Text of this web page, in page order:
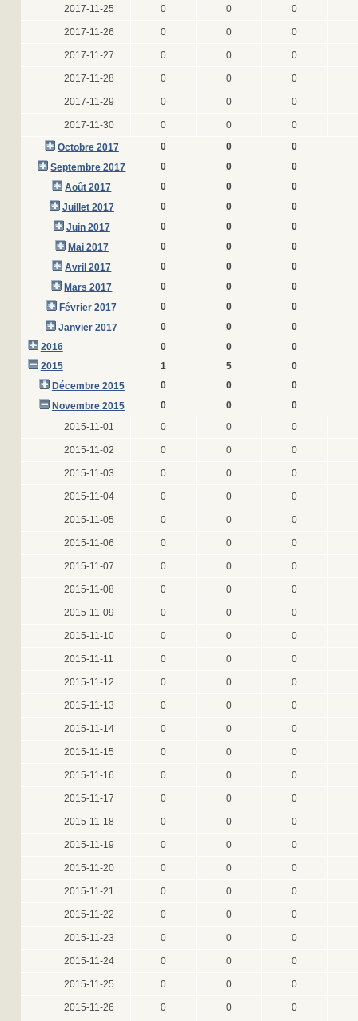
2017-11-25 0 0 0
2017-11-26 0 0 0
2017-11-27 0 0 0
2017-11-28 0 0 0
2017-11-29 0 0 0
2017-11-30 0 0
0
Octobre 2017
0 0
0
Septembre 2017
0 0
0
Août 2017
0 0
0
Juillet 2017
0 0
0
Juin 2017
0 0
0
Mai 2017
0 0
0
Avril 2017
0 0
0
Mars 2017
0 0
0
Février 2017
0 0
0
Janvier 2017
0 0
0
2016
0 0
0
2015
1 5
0
Décembre 2015
0 0
0
Novembre 2015
0 0
0
2015-11-01
0 0 0
2015-11-02 0 0 0
2015-11-03 0 0 0
2015-11-04 0 0 0
2015-11-05 0 0 0
2015-11-06 0 0 0
2015-11-07 0 0 0
2015-11-08 0 0 0
2015-11-09 0 0 0
2015-11-10 0 0 0
2015-11-11 0 0 0
2015-11-12 0 0 0
2015-11-13 0 0 0
2015-11-14 0 0 0
2015-11-15 0 0 0
2015-11-16 0 0 0
2015-11-17 0 0 0
2015-11-18 0 0 0
2015-11-19 0 0 0
2015-11-20 0 0 0
2015-11-21 0 0 0
2015-11-22 0 0 0
2015-11-23 0 0 0
2015-11-24 0 0 0
2015-11-25 0 0 0
2015-11-26 0 0 0